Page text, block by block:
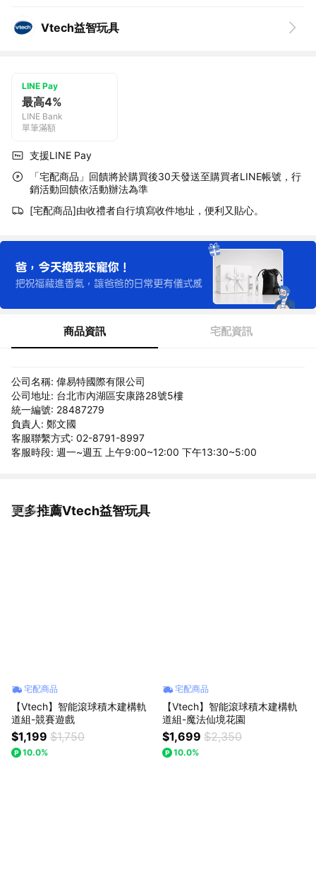
Vtech益智玩具
LINE Pay
最高4%
LINE Bank
單筆滿額
支援LINE Pay
「宅配商品」回饋將於購買後30天發送至購買者LINE帳號，行
銷活動回饋依活動辦法為準
[宅配商品]由收禮者自行填寫收件地址，便利又貼心。
商品資訊 宅配資訊
公司名稱: 偉易特國際有限公司
公司地址: 台北市內湖區安康路28號5樓
統一編號: 28487279
負責人: 鄭文國
客服聯繫方式: 02-8791-8997
客服時段: 週一~週五 上午9:00~12:00 下午13:30~5:00
更多推薦Vtech益智玩具
看更多
宅配商品
【Vtech】智能滾球積木建構軌
道組-競賽遊戲
$1,199 $1,750
10.0%
宅配商品
【Vtech】智能滾球積木建構軌
道組-魔法仙境花園
$1,699 $2,350
10.0%